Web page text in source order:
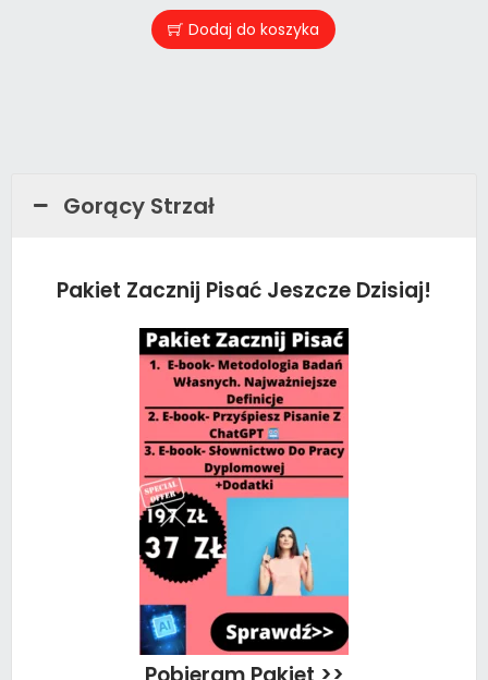
Dodaj do koszyka
Gorący Strzał
Pakiet Zacznij Pisać Jeszcze Dzisiaj!